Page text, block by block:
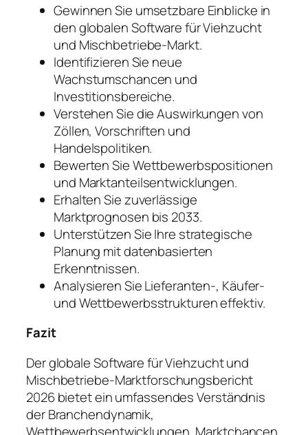
Gewinnen Sie umsetzbare Einblicke in
den globalen Software für Viehzucht
und Mischbetriebe-Markt.
Identifizieren Sie neue
Wachstumschancen und
Investitionsbereiche.
Verstehen Sie die Auswirkungen von
Zöllen, Vorschriften und
Handelspolitiken.
Bewerten Sie Wettbewerbspositionen
und Marktanteilsentwicklungen.
Erhalten Sie zuverlässige
Marktprognosen bis 2033.
Unterstützen Sie Ihre strategische
Planung mit datenbasierten
Erkenntnissen.
Analysieren Sie Lieferanten-, Käufer-
und Wettbewerbsstrukturen effektiv.
Fazit
Der globale Software für Viehzucht und
Mischbetriebe-Marktforschungsbericht
2026 bietet ein umfassendes Verständnis
der Branchendynamik,